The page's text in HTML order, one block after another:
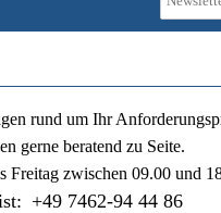
rund um Ihr
gerne beratend zu Seite.
Freitag zwischen 09.00 und
+49 7462-94 44 86